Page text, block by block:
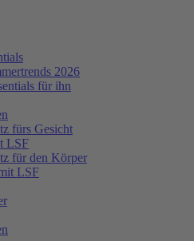
2026
für ihn
fürs Gesicht
LSF
für den Körper
LSF